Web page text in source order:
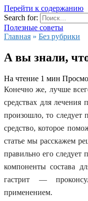
Перейти к содержанию
Search for:
Полезные советы
Главная » Без рубрики
А вы знали,
На чтение 1 мин
Конечно же, лучше
средствах для лечения
произошло, то следует
средство, которое
статье мы расскажем
правильно его следует
компоненты состава
гастрит —
применением.